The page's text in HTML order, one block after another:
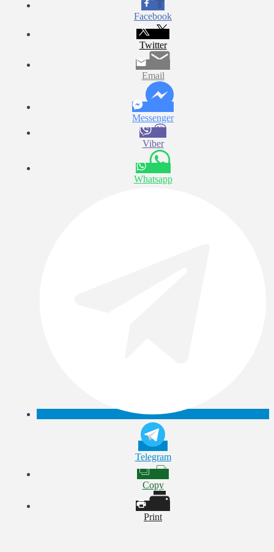
Facebook
Twitter
Email
Messenger
Viber
Whatsapp
Telegram
Copy
Print